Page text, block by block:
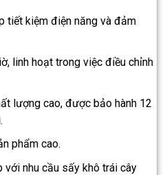
tiết kiệm điện năng và đảm
linh hoạt trong việc điều chỉnh
lượng cao, được bảo hành 12
phẩm cao.
với nhu cầu sấy khô trái cây